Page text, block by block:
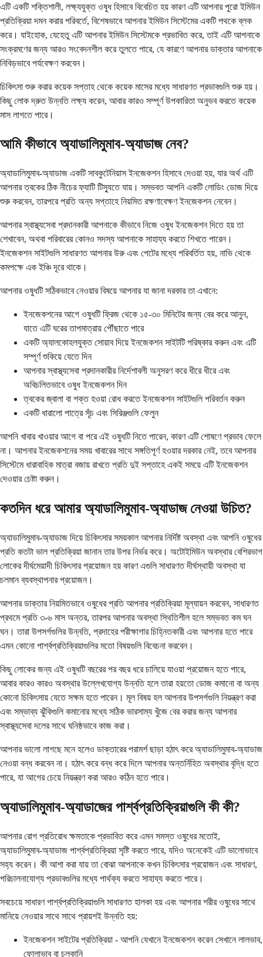
এটি একটি শক্তিশালী, লক্ষ্যযুক্ত ওষুধ হিসাবে বিবেচিত হয় কারণ এটি আপনার পুরো ইমিউন
প্রতিক্রিয়া দমন করার পরিবর্তে, বিশেষভাবে আপনার ইমিউন সিস্টেমের একটি পথকে ব্লক
করে। যাইহোক, যেহেতু এটি আপনার ইমিউন সিস্টেমকে প্রভাবিত করে, তাই এটি আপনাকে
সংক্রমণের জন্য আরও সংবেদনশীল করে তুলতে পারে, যে কারণে আপনার ডাক্তার আপনাকে
নিবিড়ভাবে পর্যবেক্ষণ করবেন।
চিকিৎসা শুরু করার কয়েক সপ্তাহ থেকে কয়েক মাসের মধ্যে সাধারণত প্রভাবগুলি শুরু হয়।
কিছু লোক দ্রুত উন্নতি লক্ষ্য করেন, আবার কারও সম্পূর্ণ উপকারিতা অনুভব করতে কয়েক
মাস লাগতে পারে।
আমি কীভাবে অ্যাডালিমুমাব-অ্যাডাজ নেব?
অ্যাডালিমুমাব-অ্যাডাজ একটি সাবকুটেনিয়াস ইনজেকশন হিসাবে দেওয়া হয়, যার অর্থ এটি
আপনার ত্বকের ঠিক নীচের ফ্যাটি টিস্যুতে যায়। সম্ভবত আপনি একটি লোডিং ডোজ দিয়ে
শুরু করবেন, তারপরে প্রতি অন্য সপ্তাহে নিয়মিত রক্ষণাবেক্ষণ ইনজেকশন নেবেন।
আপনার স্বাস্থ্যসেবা প্রদানকারী আপনাকে কীভাবে নিজে ওষুধ ইনজেকশন দিতে হয় তা
শেখাবেন, অথবা পরিবারের কোনও সদস্য আপনাকে সাহায্য করতে শিখতে পারেন।
ইনজেকশন সাইটগুলি সাধারণত আপনার উরু এবং পেটের মধ্যে পরিবর্তিত হয়, নাভি থেকে
কমপক্ষে এক ইঞ্চি দূরে থাকে।
আপনার ওষুধটি সঠিকভাবে নেওয়ার বিষয়ে আপনার যা জানা দরকার তা এখানে:
ইনজেকশনের আগে ওষুধটি ফ্রিজ থেকে ১৫-৩০ মিনিটের জন্য বের করে আনুন,
যাতে এটি ঘরের তাপমাত্রায় পৌঁছাতে পারে
একটি অ্যালকোহলযুক্ত সোয়াব দিয়ে ইনজেকশন সাইটটি পরিষ্কার করুন এবং এটি
সম্পূর্ণ শুকিয়ে যেতে দিন
আপনার স্বাস্থ্যসেবা প্রদানকারীর নির্দেশাবলী অনুসরণ করে ধীরে ধীরে এবং
অবিচলিতভাবে ওষুধ ইনজেকশন দিন
ত্বকের জ্বালা বা শক্ত হওয়া রোধ করতে ইনজেকশন সাইটগুলি পরিবর্তন করুন
একটি ধারালো পাত্রে সূঁচ এবং সিরিঞ্জগুলি ফেলুন
আপনি খাবার খাওয়ার আগে বা পরে এই ওষুধটি নিতে পারেন, কারণ এটি শোষণে প্রভাব ফেলে
না। আপনার ইনজেকশনের সময় খাবারের সাথে সঙ্গতিপূর্ণ হওয়ার দরকার নেই, তবে আপনার
সিস্টেমে ধারাবাহিক মাত্রা বজায় রাখতে প্রতি দুই সপ্তাহে একই সময়ে এটি ইনজেকশন
দেওয়ার চেষ্টা করুন।
কতদিন ধরে আমার অ্যাডালিমুমাব-অ্যাডাজ নেওয়া উচিত?
অ্যাডালিমুমাব-অ্যাডাজ দিয়ে চিকিৎসার সময়কাল আপনার নির্দিষ্ট অবস্থা এবং আপনি ওষুধের
প্রতি কতটা ভাল প্রতিক্রিয়া জানান তার উপর নির্ভর করে। অটোইমিউন অবস্থার বেশিরভাগ
লোকের দীর্ঘমেয়াদী চিকিৎসার প্রয়োজন হয় কারণ এগুলি সাধারণত দীর্ঘস্থায়ী অবস্থা যা
চলমান ব্যবস্থাপনার প্রয়োজন।
আপনার ডাক্তার নিয়মিতভাবে ওষুধের প্রতি আপনার প্রতিক্রিয়া মূল্যায়ন করবেন, সাধারণত
প্রথমে প্রতি ৩-৬ মাস অন্তর, তারপর আপনার অবস্থা স্থিতিশীল হলে সম্ভবত কম ঘন
ঘন। তারা উপসর্গগুলির উন্নতি, প্রদাহের পরীক্ষাগার চিহ্নিতকারী এবং আপনার হতে পারে
এমন কোনো পার্শ্বপ্রতিক্রিয়াগুলির মতো বিষয়গুলি বিবেচনা করবেন।
কিছু লোকের জন্য এই ওষুধটি বছরের পর বছর ধরে চালিয়ে যাওয়া প্রয়োজন হতে পারে,
আবার কারও কারও অবস্থার উল্লেখযোগ্য উন্নতি হলে তারা হয়তো ডোজ কমানো বা অন্য
কোনো চিকিৎসায় যেতে সক্ষম হতে পারেন। মূল বিষয় হল আপনার উপসর্গগুলি নিয়ন্ত্রণ করা
এবং সম্ভাব্য ঝুঁকিগুলি কমানোর মধ্যে সঠিক ভারসাম্য খুঁজে বের করার জন্য আপনার
স্বাস্থ্যসেবা দলের সাথে ঘনিষ্ঠভাবে কাজ করা।
আপনার ভালো লাগছে মনে হলেও ডাক্তারের পরামর্শ ছাড়া হঠাৎ করে অ্যাডালিমুমাব-অ্যাডাজ
নেওয়া বন্ধ করবেন না। হঠাৎ করে বন্ধ করে দিলে আপনার অন্তর্নিহিত অবস্থার বৃদ্ধি হতে
পারে, যা আগের চেয়ে নিয়ন্ত্রণ করা আরও কঠিন হতে পারে।
অ্যাডালিমুমাব-অ্যাডাজের পার্শ্বপ্রতিক্রিয়াগুলি কী কী?
আপনার রোগ প্রতিরোধ ক্ষমতাকে প্রভাবিত করে এমন সমস্ত ওষুধের মতোই,
অ্যাডালিমুমাব-অ্যাডাজ পার্শ্বপ্রতিক্রিয়া সৃষ্টি করতে পারে, যদিও অনেকেই এটি ভালোভাবে
সহ্য করেন। কী আশা করা যায় তা বোঝা আপনাকে কখন চিকিৎসার প্রয়োজন এবং সাধারণ,
পরিচালনাযোগ্য প্রভাবগুলির মধ্যে পার্থক্য করতে সাহায্য করতে পারে।
সবচেয়ে সাধারণ পার্শ্বপ্রতিক্রিয়াগুলি সাধারণত হালকা হয় এবং আপনার শরীর ওষুধের সাথে
মানিয়ে নেওয়ার সাথে সাথে প্রায়শই উন্নতি হয়:
ইনজেকশন সাইটের প্রতিক্রিয়া - আপনি যেখানে ইনজেকশন করেন সেখানে লালভাব,
ফোলাভাব বা চুলকানি